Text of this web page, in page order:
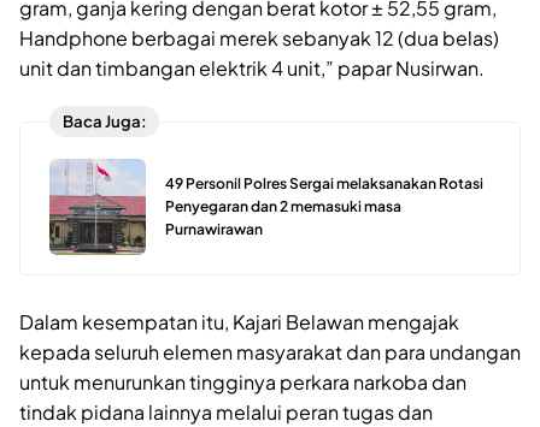
gram, ganja kering dengan berat kotor ± 52,55 gram,
Handphone berbagai merek sebanyak 12 (dua belas)
unit dan timbangan elektrik 4 unit,” papar Nusirwan.
Baca Juga:
49 Personil Polres Sergai melaksanakan Rotasi
Penyegaran dan 2 memasuki masa
Purnawirawan
Dalam kesempatan itu, Kajari Belawan mengajak
kepada seluruh elemen masyarakat dan para undangan
untuk menurunkan tingginya perkara narkoba dan
tindak pidana lainnya melalui peran tugas dan